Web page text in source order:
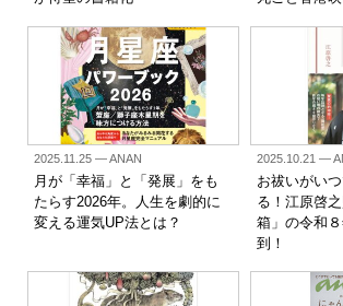
2025.11.25— ANAN
月が「幸福」と「発展」をも
たらす2026年。人生を劇的に
変える運気UP法とは？
2025.10.21—
お祓いがい
る！江原啓
箱」の令和
到！